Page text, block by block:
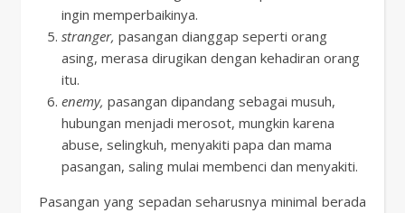
ingin memperbaikinya.
stranger, pasangan dianggap seperti orang
asing, merasa dirugikan dengan kehadiran orang
itu.
enemy, pasangan dipandang sebagai musuh,
hubungan menjadi merosot, mungkin karena
abuse, selingkuh, menyakiti papa dan mama
pasangan, saling mulai membenci dan menyakiti.
Pasangan yang sepadan seharusnya minimal berada